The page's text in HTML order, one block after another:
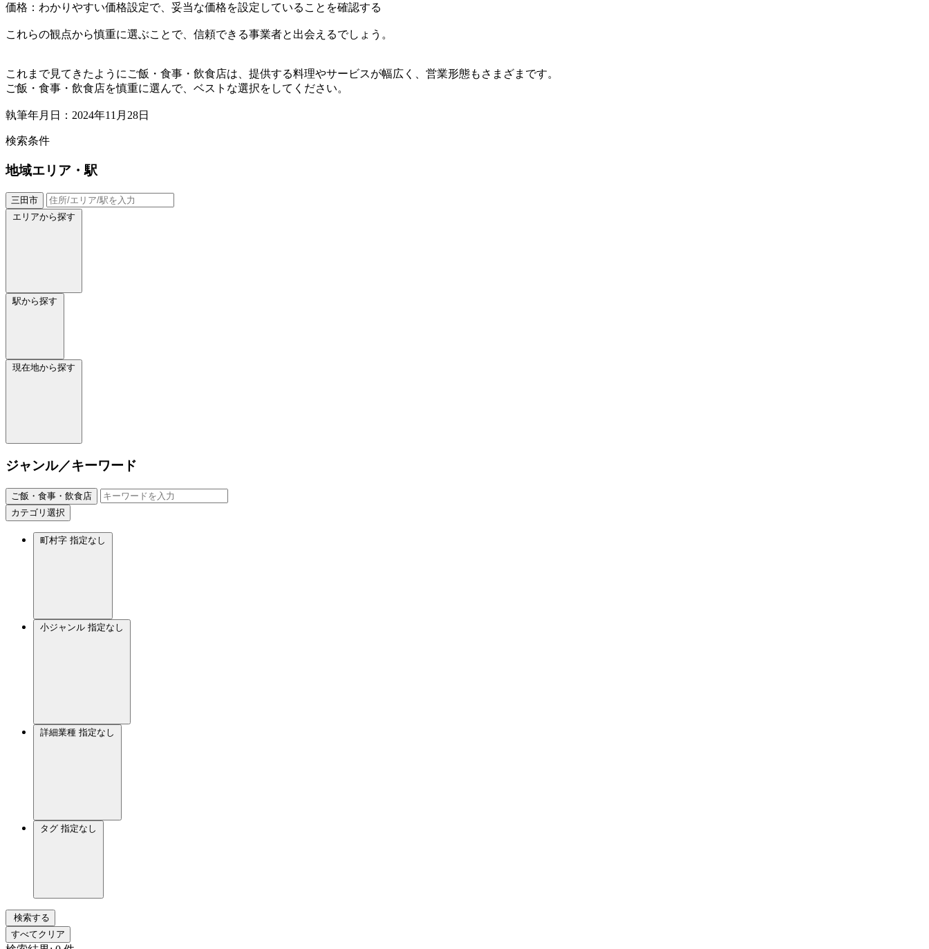
価格：わかりやすい価格設定で、妥当な価格を設定していることを確認する
これらの観点から慎重に選ぶことで、信頼できる事業者と出会えるでしょう。
これまで見てきたようにご飯・食事・飲食店は、提供する料理やサービスが幅広く、営業形態もさまざまです。
ご飯・食事・飲食店を慎重に選んで、ベストな選択をしてください。
執筆年月日：2024年11月28日
検索条件
地域エリア・駅
三田市
エリアから探す
駅から探す
現在地から探す
ジャンル／キーワード
ご飯・食事・飲食店
カテゴリ選択
町村字 指定なし
小ジャンル 指定なし
詳細業種 指定なし
タグ 指定なし
検索する
すべてクリア